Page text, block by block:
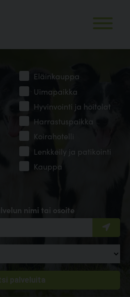
nimi tai osoite
Eläinkauppa
Uimapaikka
Hyvinvointi ja hoitolat
Harrastuspaikka
Koirahotelli
Lenkkeily ja patikointi
Kauppa